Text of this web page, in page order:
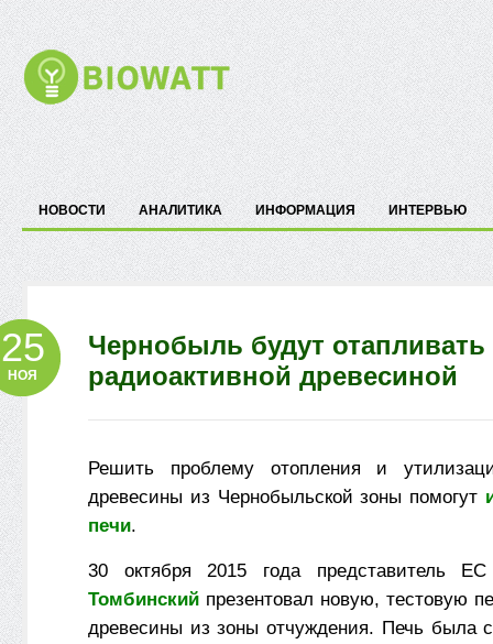
НОВОСТИ АНАЛИТИКА ИНФОРМАЦИЯ ИНТЕРВЬЮ
Чернобыль будут отапливать
радиоактивной древесиной
25
НОЯ
Решить проблему отопления и
древесины из Чернобыльской зоны помогут
печи.
30 октября 2015 года представитель
Томбинский презентовал новую, тестовую
древесины из зоны отчуждения. Печь была